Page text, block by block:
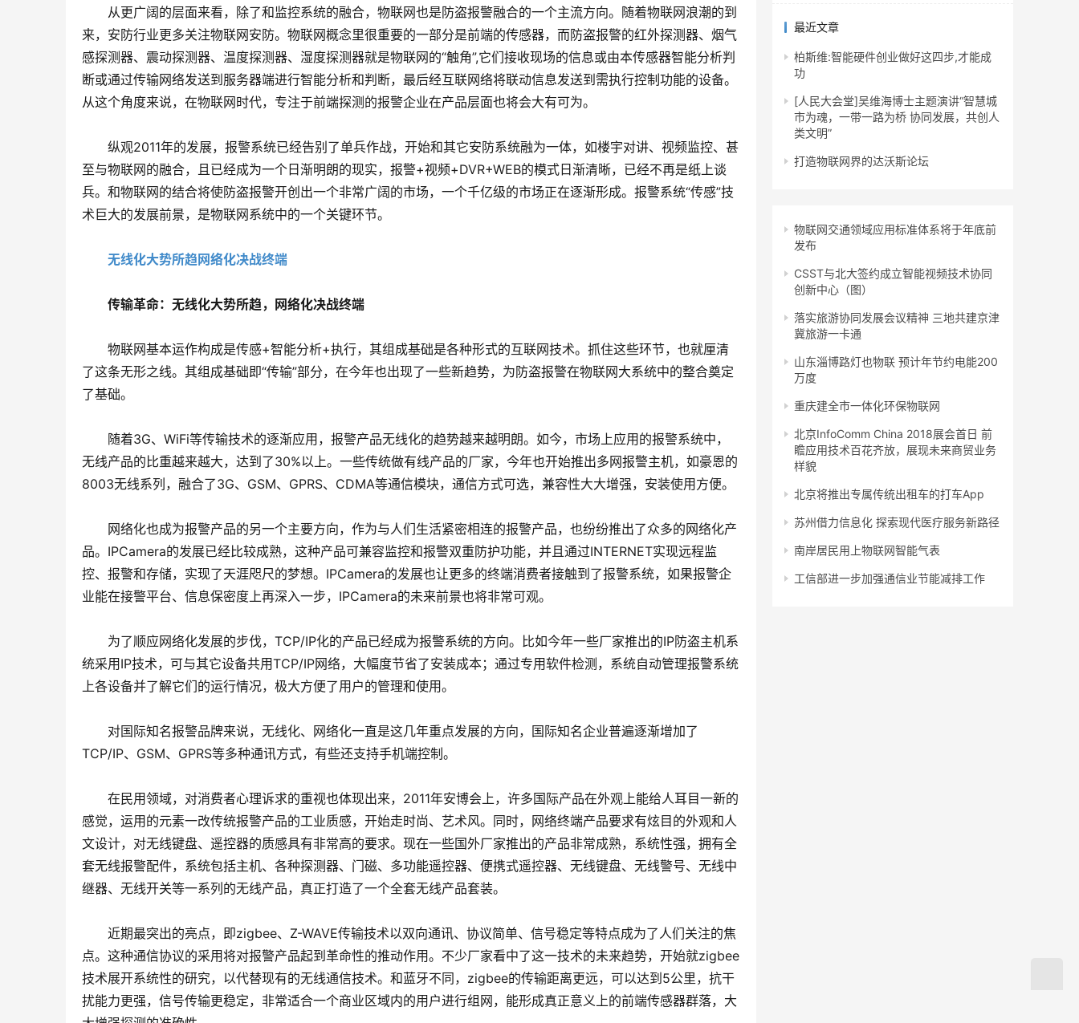
从更广阔的层面来看，除了和监控系统的融合，物联网也是防盗报警融合的一个主流方向。随着物联网浪潮的到
来，安防行业更多关注物联网安防。物联网概念里很重要的一部分是前端的传感器，而防盗报警的红外探测器、烟气
感探测器、震动探测器、温度探测器、湿度探测器就是物联网的“触角”,它们接收现场的信息或由本传感器智能分析判
断或通过传输网络发送到服务器端进行智能分析和判断，最后经互联网络将联动信息发送到需执行控制功能的设备。
从这个角度来说，在物联网时代，专注于前端探测的报警企业在产品层面也将会大有可为。
纵观2011年的发展，报警系统已经告别了单兵作战，开始和其它安防系统融为一体，如楼宇对讲、视频监控、甚
至与物联网的融合，且已经成为一个日渐明朗的现实，报警+视频+DVR+WEB的模式日渐清晰，已经不再是纸上谈
兵。和物联网的结合将使防盗报警开创出一个非常广阔的市场，一个千亿级的市场正在逐渐形成。报警系统“传感”技
术巨大的发展前景，是物联网系统中的一个关键环节。
无线化大势所趋网络化决战终端
传输革命：无线化大势所趋，网络化决战终端
物联网基本运作构成是传感+智能分析+执行，其组成基础是各种形式的互联网技术。抓住这些环节，也就厘清
了这条无形之线。其组成基础即“传输”部分，在今年也出现了一些新趋势，为防盗报警在物联网大系统中的整合奠定
了基础。
随着3G、WiFi等传输技术的逐渐应用，报警产品无线化的趋势越来越明朗。如今，市场上应用的报警系统中，
无线产品的比重越来越大，达到了30%以上。一些传统做有线产品的厂家，今年也开始推出多网报警主机，如豪恩的
8003无线系列，融合了3G、GSM、GPRS、CDMA等通信模块，通信方式可选，兼容性大大增强，安装使用方便。
网络化也成为报警产品的另一个主要方向，作为与人们生活紧密相连的报警产品，也纷纷推出了众多的网络化产
品。IPCamera的发展已经比较成熟，这种产品可兼容监控和报警双重防护功能，并且通过INTERNET实现远程监
控、报警和存储，实现了天涯咫尺的梦想。IPCamera的发展也让更多的终端消费者接触到了报警系统，如果报警企
业能在接警平台、信息保密度上再深入一步，IPCamera的未来前景也将非常可观。
为了顺应网络化发展的步伐，TCP/IP化的产品已经成为报警系统的方向。比如今年一些厂家推出的IP防盗主机系
统采用IP技术，可与其它设备共用TCP/IP网络，大幅度节省了安装成本；通过专用软件检测，系统自动管理报警系统
上各设备并了解它们的运行情况，极大方便了用户的管理和使用。
对国际知名报警品牌来说，无线化、网络化一直是这几年重点发展的方向，国际知名企业普遍逐渐增加了
TCP/IP、GSM、GPRS等多种通讯方式，有些还支持手机端控制。
在民用领域，对消费者心理诉求的重视也体现出来，2011年安博会上，许多国际产品在外观上能给人耳目一新的
感觉，运用的元素一改传统报警产品的工业质感，开始走时尚、艺术风。同时，网络终端产品要求有炫目的外观和人
文设计，对无线键盘、遥控器的质感具有非常高的要求。现在一些国外厂家推出的产品非常成熟，系统性强，拥有全
套无线报警配件，系统包括主机、各种探测器、门磁、多功能遥控器、便携式遥控器、无线键盘、无线警号、无线中
继器、无线开关等一系列的无线产品，真正打造了一个全套无线产品套装。
近期最突出的亮点，即zigbee、Z-WAVE传输技术以双向通讯、协议简单、信号稳定等特点成为了人们关注的焦
点。这种通信协议的采用将对报警产品起到革命性的推动作用。不少厂家看中了这一技术的未来趋势，开始就zigbee
技术展开系统性的研究，以代替现有的无线通信技术。和蓝牙不同，zigbee的传输距离更远，可以达到5公里，抗干
扰能力更强，信号传输更稳定，非常适合一个商业区域内的用户进行组网，能形成真正意义上的前端传感器群落，大
最近文章
柏斯维:智能硬件创业做好这四步,才能成
功
[人民大会堂]吴维海博士主题演讲“智慧城
市为魂，一带一路为桥 协同发展，共创人
类文明”
打造物联网界的达沃斯论坛
物联网交通领域应用标准体系将于年底前
发布
CSST与北大签约成立智能视频技术协同
创新中心（图）
落实旅游协同发展会议精神 三地共建京津
冀旅游一卡通
山东淄博路灯也物联 预计年节约电能200
万度
重庆建全市一体化环保物联网
北京InfoComm China 2018展会首日 前
瞻应用技术百花齐放，展现未来商贸业务
样貌
北京将推出专属传统出租车的打车App
苏州借力信息化 探索现代医疗服务新路径
南岸居民用上物联网智能气表
工信部进一步加强通信业节能减排工作